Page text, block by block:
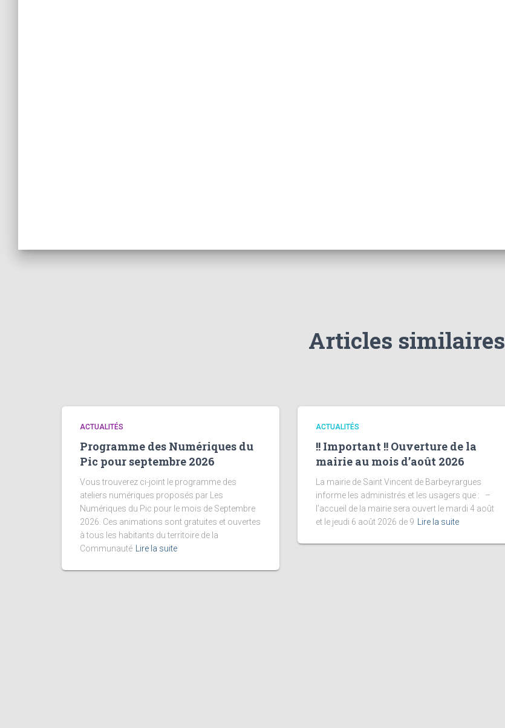
Articles similaires
ACTUALITÉS
Programme des Numériques du
Pic pour septembre 2026
Vous trouverez ci-joint le programme des
ateliers numériques proposés par Les
Numériques du Pic pour le mois de Septembre
2026. Ces animations sont gratuites et ouvertes
à tous les habitants du territoire de la
Communauté
Lire la suite
ACTUALITÉS
!! Important !! Ouverture de la
mairie au mois d’août 2026
La mairie de Saint Vincent de Barbeyrargues
informe les administrés et les usagers que : –
l’accueil de la mairie sera ouvert le mardi 4 août
et le jeudi 6 août 2026 de 9
Lire la suite